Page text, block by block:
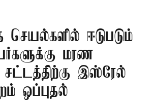
ஈடுபடும்
மரண
இஸ்ரேல்
ஒப்புதல்